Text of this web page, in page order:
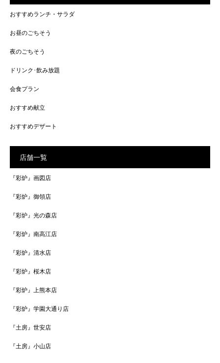
おすすめランチ・サラダ
お昼のごちそう
夜のごちそう
ドリンク･飲み放題
会食プラン
おすすめ献立
おすすめデザート
店舗一覧
『彩炉』画図店
『彩炉』御領店
『彩炉』光の森店
『彩炉』南高江店
『彩炉』清水店
『彩炉』桜木店
『彩炉』上熊本店
『彩炉』学園大通り店
『土房』世安店
『土房』小山店